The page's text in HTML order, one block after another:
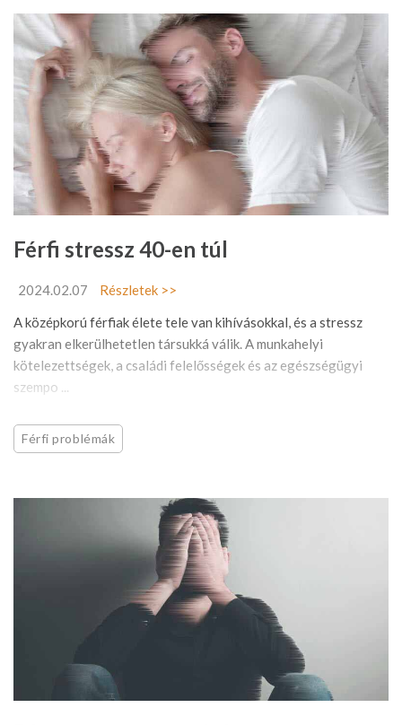
Férfi stressz 40-en túl
2024.02.07
Részletek >>
A középkorú férfiak élete tele van kihívásokkal, és a stressz
gyakran elkerülhetetlen társukká válik. A munkahelyi
kötelezettségek, a családi felelősségek és az egészségügyi
szempo ...
Férfi problémák